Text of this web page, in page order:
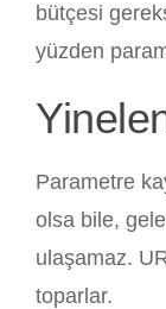
bütçesi
yüzden
Parametre
olsa bile,
ulaşamaz.
toparlar.